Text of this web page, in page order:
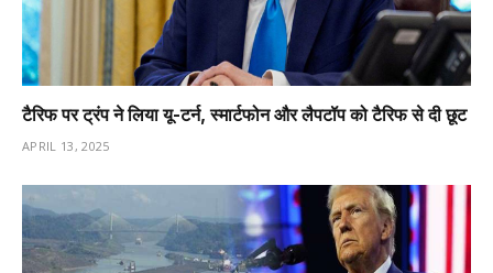
टैरिफ पर ट्रंप ने लिया यू-टर्न, स्मार्टफोन और लैपटॉप को टैरिफ से दी छूट
APRIL 13, 2025